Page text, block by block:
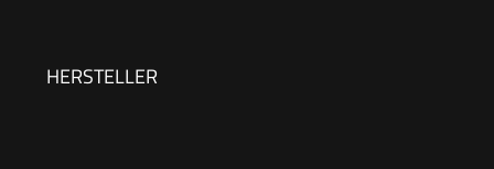
schwarz
HERSTELLER